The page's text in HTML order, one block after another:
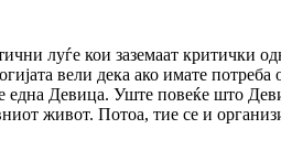
луѓе кои заземаат критички
вели дека ако имате
една Девица. Уште повеќе што
живот. Потоа, тие се и